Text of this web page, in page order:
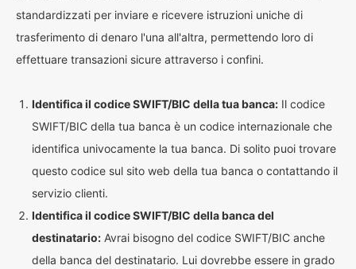
standardizzati per inviare e ricevere istruzioni uniche di
trasferimento di denaro l'una all'altra, permettendo loro di
effettuare transazioni sicure attraverso i confini.
Identifica il codice SWIFT/BIC della tua banca: Il codice
SWIFT/BIC della tua banca è un codice internazionale che
identifica univocamente la tua banca. Di solito puoi trovare
questo codice sul sito web della tua banca o contattando il
servizio clienti.
Identifica il codice SWIFT/BIC della banca del
destinatario: Avrai bisogno del codice SWIFT/BIC anche
della banca del destinatario. Lui dovrebbe essere in grado